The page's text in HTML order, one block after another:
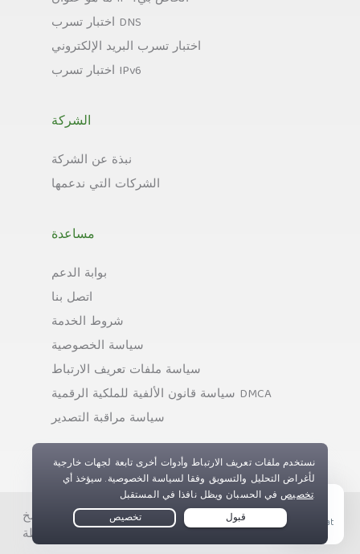
اختبار تسرب DNS
اختبار تسرب البريد الإلكتروني
اختبار تسرب IPv6
الشركة
نبذة عن الشركة
الشركات التي ندعمها
مساعدة
بوابة الدعم
اتصل بنا
شروط الخدمة
سياسة الخصوصية
سياسة ملفات تعريف الارتباط
سياسة قانون الألفية للملكية الرقمية DMCA
سياسة مراقبة التصدير
حقوق النسخ © Private Internet Access, Inc. جميع الحقوق
Live Chat